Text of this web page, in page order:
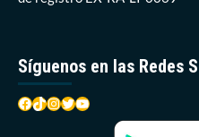
Síguenos en las Redes
Facebook
TikTok
Instagram
Twitter
YouTube